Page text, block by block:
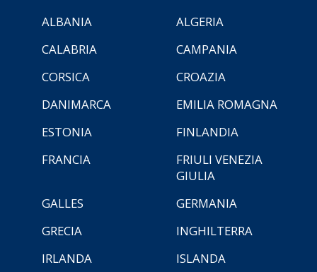
ALBANIA
ALGERIA
CALABRIA
CAMPANIA
CORSICA
CROAZIA
DANIMARCA
EMILIA ROMAGNA
ESTONIA
FINLANDIA
FRANCIA
FRIULI VENEZIA
GIULIA
GALLES
GERMANIA
GRECIA
INGHILTERRA
IRLANDA
ISLANDA